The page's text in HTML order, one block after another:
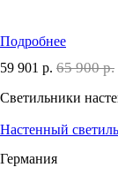
Подробнее
59 901 р. 65 900 р.
Светильники
Настенный
Германия